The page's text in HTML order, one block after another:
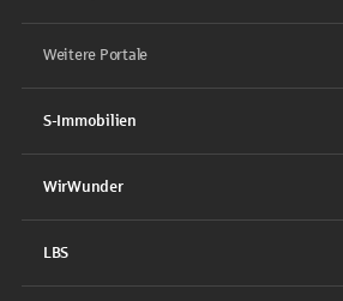
Weitere Portale
S-Immobilien
WirWunder
LBS